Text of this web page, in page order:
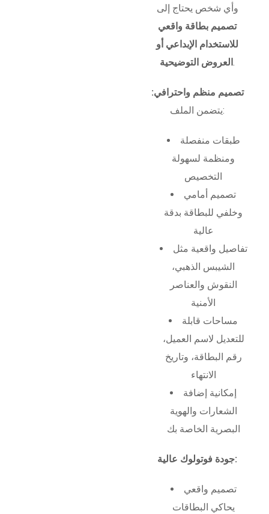
وأي شخص يحتاج إلى
تصميم بطاقة واقعي
للاستخدام الإبداعي أو
العروض التوضيحية .
تصميم منظم واحترافي:
يتضمن الملف:
طبقات منفصلة
ومنظمة لسهولة
التخصيص
تصميم أمامي
وخلفي للبطاقة بدقة
عالية
تفاصيل واقعية مثل
الشيبس الذهبي،
النقوش والعناصر
الأمنية
مساحات قابلة
للتعديل لاسم العميل،
رقم البطاقة، وتاريخ
الانتهاء
إمكانية إضافة
الشعارات والهوية
البصرية الخاصة بك
جودة فوتولوك عالية:
تصميم واقعي
يحاكي البطاقات